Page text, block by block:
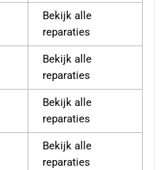
Bekijk alle
reparaties
Bekijk alle
reparaties
Bekijk alle
reparaties
Bekijk alle
reparaties